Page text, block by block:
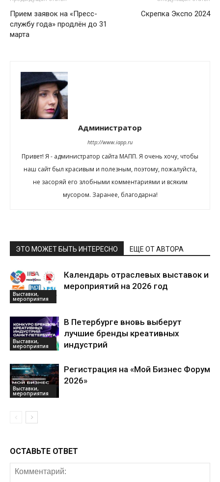
Прием заявок на «Пресс-
службу года» продлён до 31
марта
Скрепка Экспо 2024
Администратор
http://www.iapp.ru
Привет! Я - администратор сайта МАПП. Я очень хочу, чтобы
наш сайт был красивым и полезным, поэтому, пожалуйста,
не засоряй его злобными комментариями и всяким
мусором. Заранее, благодарна!
ЭТО МОЖЕТ БЫТЬ ИНТЕРЕСНО ЕЩЕ ОТ АВТОРА
Выставки,
мероприятия
Календарь отраслевых выставок и
мероприятий на 2026 год
Выставки,
мероприятия
В Петербурге вновь выберут
лучшие бренды креативных
индустрий
Выставки,
мероприятия
Регистрация на «Мой Бизнес Форум
2026»
ОСТАВЬТЕ ОТВЕТ